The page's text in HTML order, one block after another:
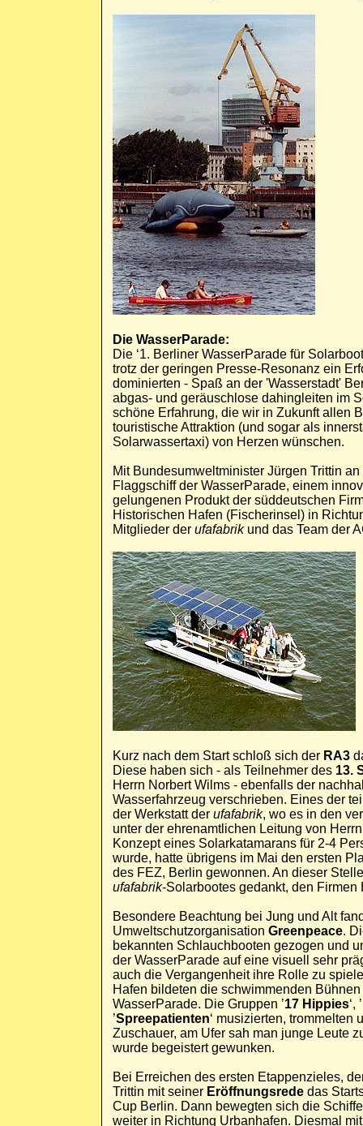
Die WasserParade:
Die ‘1. Berliner WasserParade für
trotz der geringen Presse-Resonanz ein
dominierten - Spaß an der 'Wasserstadt'
abgas- und geräuschlose dahingleiten im
schöne Erfahrung, die wir in Zukunft allen
touristische Attraktion (und sogar als
Solarwassertaxi) von Herzen wünschen.
Mit Bundesumweltminister Jürgen Trittin
Flaggschiff der WasserParade, einem
gelungenen Produkt der süddeutschen
Historischen Hafen (Fischerinsel) in
Mitglieder der ufafabrikund das Team der
Kurz nach dem Start schloß sich der RA3
Diese haben sich - als Teilnehmer des 13.
Herrn Norbert Wilms - ebenfalls der
Wasserfahrzeug verschrieben. Eines der
der Werkstatt der ufafabrik, wo es in den
unter der ehrenamtlichen Leitung von
Konzept eines Solarkatamarans für 2-4
wurde, hatte übrigens im Mai den ersten
des FEZ, Berlin gewonnen. An dieser
ufafabrik-Solarbootes gedankt, den
Besondere Beachtung bei Jung und Alt
Umweltschutzorganisation Greenpeace.
bekannten Schlauchbooten gezogen und
der WasserParade auf eine visuell sehr
auch die Vergangenheit ihre Rolle zu
Hafen bildeten die schwimmenden
WasserParade. Die Gruppen ’17 Hippies‘, ’
’Spreepatienten‘ musizierten, trommelten
Zuschauer, am Ufer sah man junge Leute
wurde begeistert gewunken.
Bei Erreichen des ersten Etappenzieles,
Trittin mit seiner Eröffnungsrede das
Cup Berlin. Dann bewegten sich die
weiter in Richtung Urbanhafen. Diesmal